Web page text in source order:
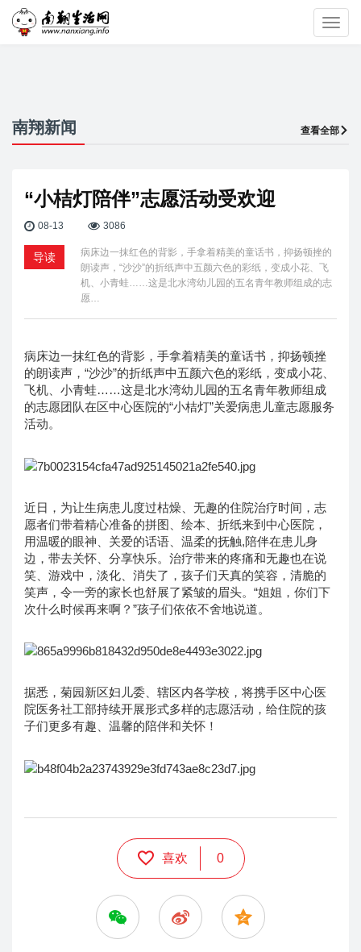
南翔新闻 查看全部
“小桔灯陪伴”志愿活动受欢迎
08-13 3086
导读
病床边一抹红色的背影，手拿着精美的童话书，抑扬顿挫的
朗读声，“沙沙”的折纸声中五颜六色的彩纸，变成小花、飞
机、小青蛙……这是北水湾幼儿园的五名青年教师组成的志
愿…
病床边一抹红色的背影，手拿着精美的童话书，抑扬顿挫
的朗读声，“沙沙”的折纸声中五颜六色的彩纸，变成小花、
飞机、小青蛙……这是北水湾幼儿园的五名青年教师组成
的志愿团队在区中心医院的“小桔灯”关爱病患儿童志愿服务
活动。
近日，为让生病患儿度过枯燥、无趣的住院治疗时间，志
愿者们带着精心准备的拼图、绘本、折纸来到中心医院，
用温暖的眼神、关爱的话语、温柔的抚触,陪伴在患儿身
边，带去关怀、分享快乐。治疗带来的疼痛和无趣也在说
笑、游戏中，淡化、消失了，孩子们天真的笑容，清脆的
笑声，令一旁的家长也舒展了紧皱的眉头。“姐姐，你们下
次什么时候再来啊？”孩子们依依不舍地说道。
据悉，菊园新区妇儿委、辖区内各学校，将携手区中心医
院医务社工部持续开展形式多样的志愿活动，给住院的孩
子们更多有趣、温馨的陪伴和关怀！
喜欢 0